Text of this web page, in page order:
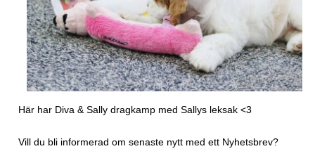
Här har Diva & Sally dragkamp med Sallys leksak <3
Vill du bli informerad om senaste nytt med ett Nyhetsbrev?